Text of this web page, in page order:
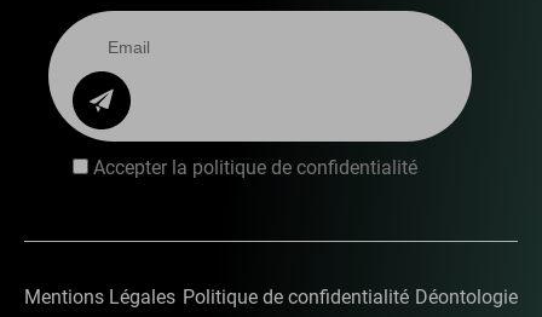
Accepter la politique de confidentialité
Mentions Légales Politique de confidentialité Déontologie